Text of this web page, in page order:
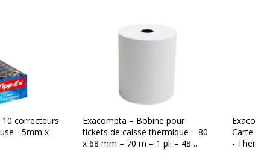
10 correcteurs
- 5mm x
Exacompta – Bobine pour
tickets de caisse thermique – 80
x 68 mm – 70 m – 1 pli – 48
Carte
-